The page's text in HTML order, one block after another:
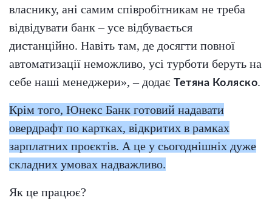
власнику, ані самим співробітникам не треба
відвідувати банк – усе відбувається
дистанційно. Навіть там, де досягти повної
автоматизації неможливо, усі турботи беруть на
себе наші менеджери», – додає Тетяна Коляско.
Крім того, Юнекс Банк готовий надавати
овердрафт по картках, відкритих в рамках
зарплатних проєктів. А це у сьогоднішніх дуже
складних умовах надважливо.
Як це працює?